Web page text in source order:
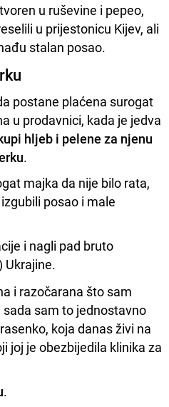
u ruševine i pepeo,
u prijestonicu Kijev, ali
stalan posao.
postane plaćena surogat
u prodavnici, kada je jedva
hljeb i pelene za njenu
.
majka da nije bilo rata,
posao i male
i nagli pad bruto
Ukrajine.
i razočarana što sam
sada sam to jednostavno
koja danas živi na
joj je obezbijedila klinika za
.